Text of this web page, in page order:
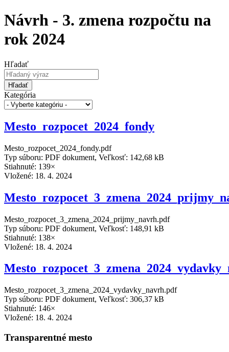
Návrh - 3. zmena rozpočtu na
rok 2024
Hľadať
Hľadať
Kategória
Mesto_rozpocet_2024_fondy
Mesto_rozpocet_2024_fondy.pdf
Typ súboru: PDF dokument, Veľkosť: 142,68 kB
Stiahnuté: 139×
Vložené: 18. 4. 2024
Mesto_rozpocet_3_zmena_2024_prijmy_navrh.pdf
Typ súboru: PDF dokument, Veľkosť: 148,91 kB
Stiahnuté: 138×
Vložené: 18. 4. 2024
Mesto_rozpocet_3_zmena_2024_vydavky_navrh.pdf
Typ súboru: PDF dokument, Veľkosť: 306,37 kB
Stiahnuté: 146×
Vložené: 18. 4. 2024
Transparentné mesto